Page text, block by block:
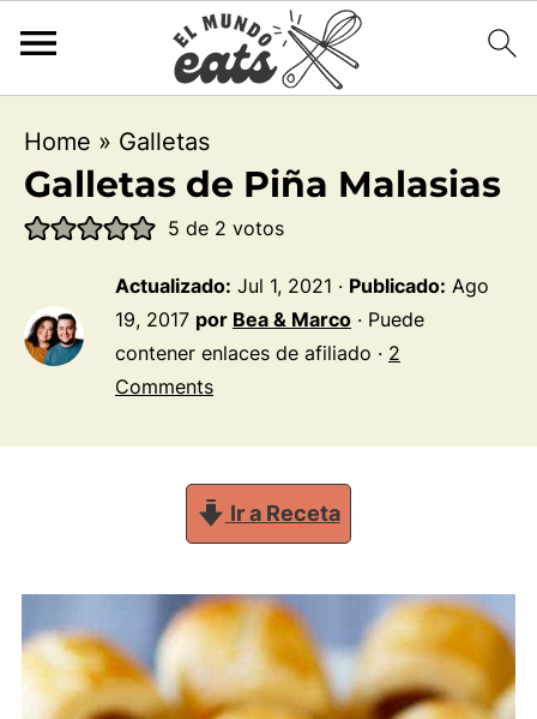
Home » Galletas
Galletas de Piña Malasias
5 de 2 votos
Actualizado: Jul 1, 2021 · Publicado: Ago
19, 2017 por Bea & Marco · Puede
contener enlaces de afiliado · 2
Comments
Ir a Receta